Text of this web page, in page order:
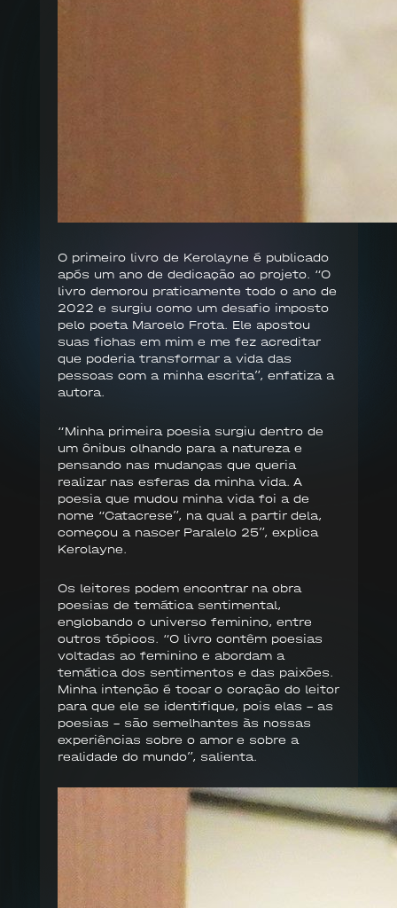
O primeiro livro de Kerolayne é publicado
após um ano de dedicação ao projeto. “O
livro demorou praticamente todo o ano de
2022 e surgiu como um desafio imposto
pelo poeta Marcelo Frota. Ele apostou
suas fichas em mim e me fez acreditar
que poderia transformar a vida das
pessoas com a minha escrita”, enfatiza a
autora.
“Minha primeira poesia surgiu dentro de
um ônibus olhando para a natureza e
pensando nas mudanças que queria
realizar nas esferas da minha vida. A
poesia que mudou minha vida foi a de
nome “Catacrese”, na qual a partir dela,
começou a nascer Paralelo 25”, explica
Kerolayne.
Os leitores podem encontrar na obra
poesias de temática sentimental,
englobando o universo feminino, entre
outros tópicos. “O livro contêm poesias
voltadas ao feminino e abordam a
temática dos sentimentos e das paixões.
Minha intenção é tocar o coração do leitor
para que ele se identifique, pois elas - as
poesias - são semelhantes às nossas
experiências sobre o amor e sobre a
realidade do mundo”, salienta.